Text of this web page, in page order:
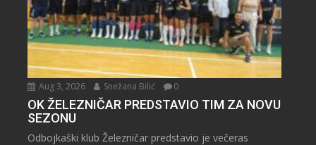
Aug 3, 2026 Snežana Bilić 0
OK ŽELEZNIČAR PREDSTAVIO TIM ZA NOVU
SEZONU
Odbojkaški klub Železničar predstavio je večeras